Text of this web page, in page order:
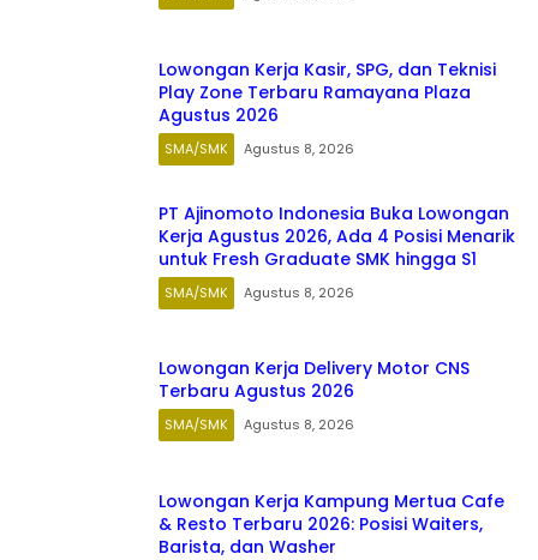
Lowongan Kerja Kasir, SPG, dan Teknisi
Play Zone Terbaru Ramayana Plaza
Agustus 2026
SMA/SMK Agustus 8, 2026
PT Ajinomoto Indonesia Buka Lowongan
Kerja Agustus 2026, Ada 4 Posisi Menarik
untuk Fresh Graduate SMK hingga S1
SMA/SMK Agustus 8, 2026
Lowongan Kerja Delivery Motor CNS
Terbaru Agustus 2026
SMA/SMK Agustus 8, 2026
Lowongan Kerja Kampung Mertua Cafe
& Resto Terbaru 2026: Posisi Waiters,
Barista, dan Washer